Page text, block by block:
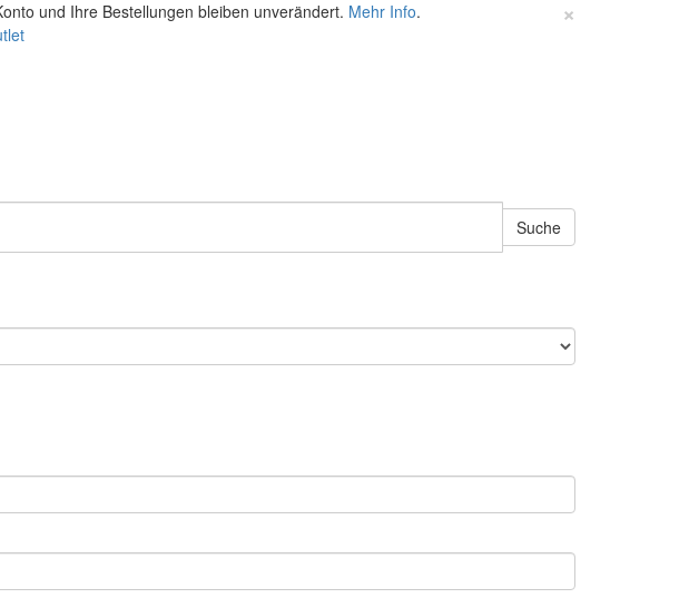
und Ihre Bestellungen bleiben unverändert. Mehr Info. ×
Suche